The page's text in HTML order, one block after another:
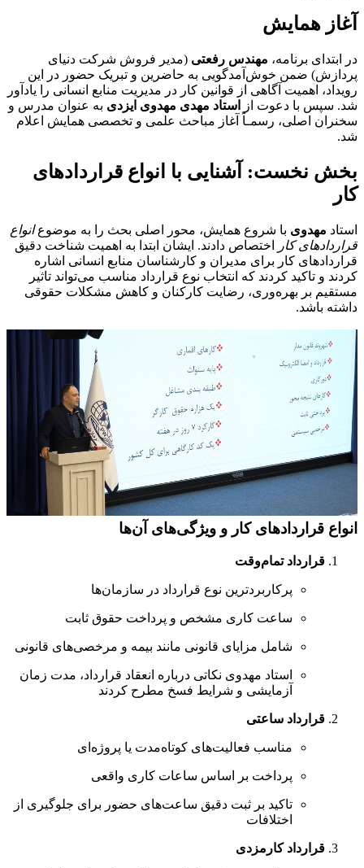
آغاز همایش
در ابتدای برنامه، مهندس رفعتی (مدیر فروش شرکت دنیای
پردازش) ضمن خوش‌آمدگویی به حاضرین و تبریک حضور در این
رویداد، اهمیت آگاهی از قوانین کار در مدیریت منابع انسانی را یادآور
شد. سپس با دعوت از
استاد مهدی مهدوی ایزدی به عنوان مدرس و
سخنران اصلی، رسمـاً آغاز مباحث علمی و تخصصی همایش اعلام
شد.
بخش نخست: آشنایی با انواع قراردادهای
کار
استاد مهدوی با شروع همایش، محور اصلی بحث را به موضوعانواع
قراردادهای کار
اختصاص دادند. ایشان ابتدا به اهمیت شناخت دقیق
قراردادهای کار برای مدیران و کارشناسان منابع انسانی اشاره
کردند و تاکید کردند که انتخاب نوع قرارداد مناسب می‌تواند تاثیر
مستقیم بر بهره‌وری، رضایت کارکنان و کاهش مشکلات حقوقی
داشته باشد.
انواع قراردادهای کار و ویژگی‌های آن‌ها
قرارداد تمام‌وقت
پرکاربردترین نوع قرارداد در سازمان‌ها
ساعت کاری مشخص و پرداخت حقوق ثابت
شامل مزایای قانونی مانند بیمه و مرخصی‌های قانونی
استاد مهدوی نکاتی درباره انعقاد قرارداد، مدت زمان
آزمایشی و شرایط فسخ مطرح کردند
قرارداد ساعتی
مناسب فعالیت‌های کوتاه‌مدت یا پروژه‌ای
پرداخت بر اساس ساعات کاری واقعی
تاکید بر ثبت دقیق ساعت‌های حضور برای جلوگیری از
اختلافات
قرارداد کارمزدی